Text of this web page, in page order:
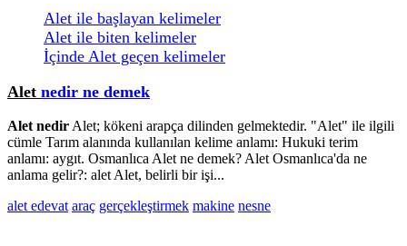
Alet ile başlayan kelimeler
Alet ile biten kelimeler
İçinde Alet geçen kelimeler
Alet nedir ne demek
Alet nedir Alet; kökeni arapça dilinden gelmektedir. "Alet" ile ilgili
cümle Tarım alanında kullanılan kelime anlamı: Hukuki terim
anlamı: aygıt. Osmanlıca Alet ne demek? Alet Osmanlıca'da ne
anlama gelir?: alet Alet, belirli bir işi...
alet edevat araç gerçekleştirmek makine nesne